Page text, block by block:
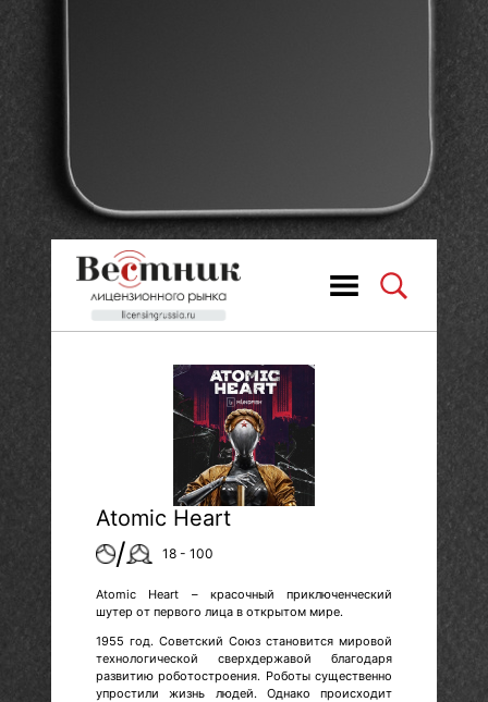
Atomic Heart
/ 18 - 100
Atomic Heart – красочный приключенческий
шутер от первого лица в открытом мире.
1955 год. Советский Союз становится мировой
технологической сверхдержавой благодаря
развитию роботостроения. Роботы существенно
упростили жизнь людей. Однако происходит